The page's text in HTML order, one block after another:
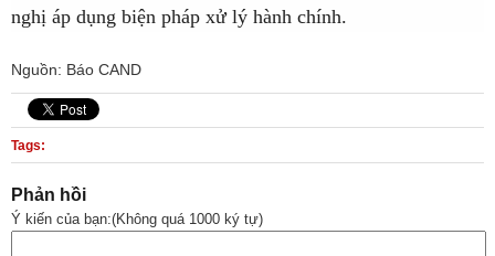
nghị áp dụng biện pháp xử lý hành chính.
Nguồn: Báo CAND
Tags:
Phản hồi
Ý kiến của bạn:(Không quá 1000 ký tự)